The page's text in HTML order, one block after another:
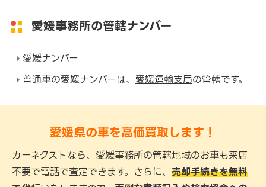
愛媛事務所の管轄ナンバー
愛媛ナンバー
普通車の愛媛ナンバーは、 愛媛運輸支局の管轄です。
愛媛県の車を高価買取します！
カーネクストなら、愛媛事務所の管轄地域のお車も来店
不要で電話で査定できます。さらに、 売却手続きを無料